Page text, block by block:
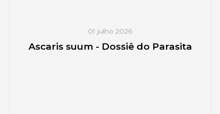
01 julho 2026
Ascaris suum - Dossiê do Parasita